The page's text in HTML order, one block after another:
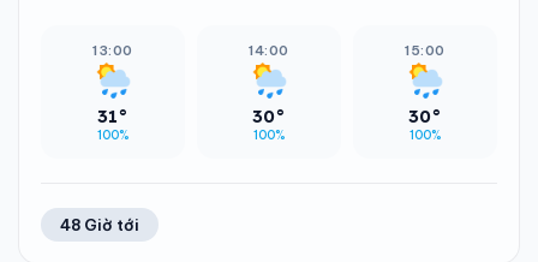
13:00
31°
100%
14:00
30°
100%
15:00
30°
100%
48 Giờ tới